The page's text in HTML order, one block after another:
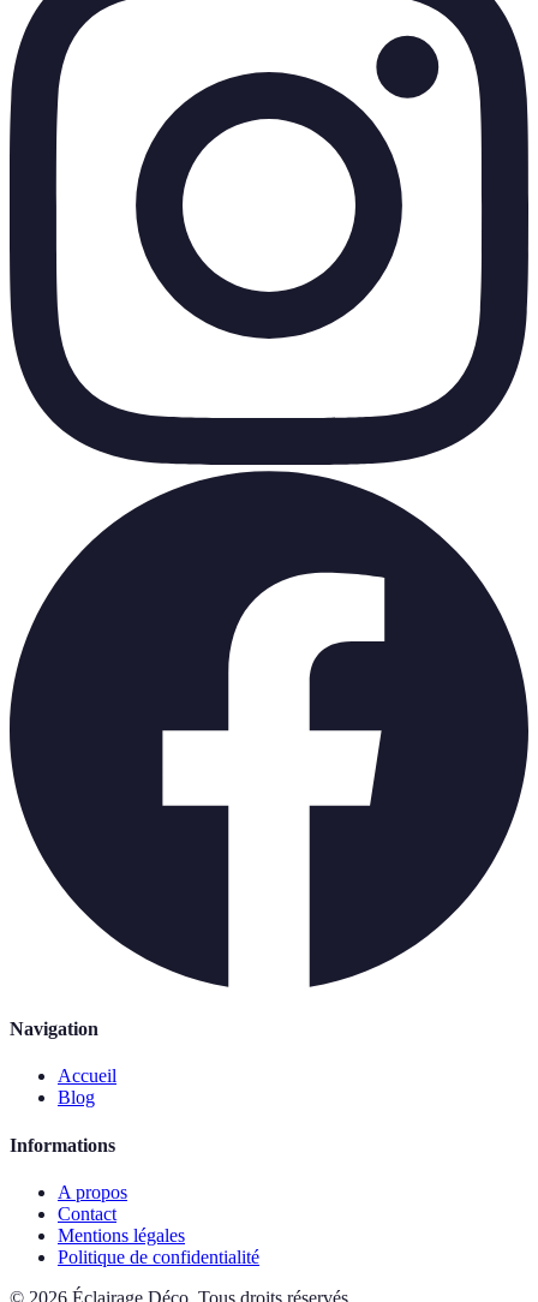
Navigation
Accueil
Blog
Informations
A propos
Contact
Mentions légales
Politique de confidentialité
© 2026 Éclairage Déco Tous droits réservés.